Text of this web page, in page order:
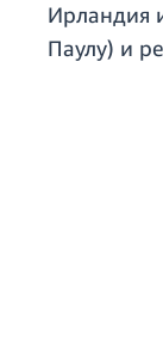
Ирландия
Паулу) и